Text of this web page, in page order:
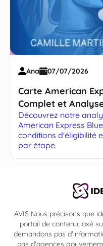
Ana 07/07/2026
Carte American
Complet et
Découvrez notre
American Express
conditions d'éligibilité
par étape.
AVIS Nous précisons que
portail de contenu, axé
demandons pas
pas d'agences